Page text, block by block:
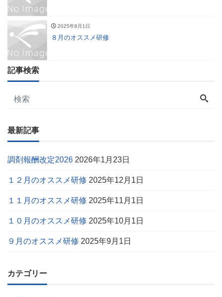
2025年8月1日
８月のオススメ研修
記事検索
最新記事
調剤報酬改定2026 2026年1月23日
１２月のオススメ研修 2025年12月1日
１１月のオススメ研修 2025年11月1日
１０月のオススメ研修 2025年10月1日
９月のオススメ研修 2025年9月1日
カテゴリー